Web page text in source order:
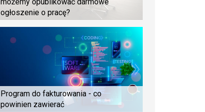
ogłoszenie o pracę?
Program do fakturowania - co
powinien zawierać